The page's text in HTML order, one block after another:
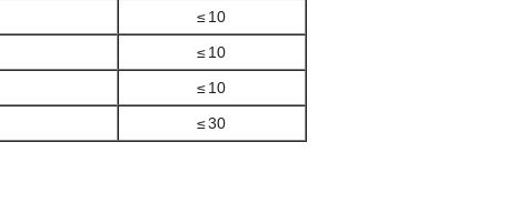
≤ 10
≤ 10
≤ 10
≤ 30